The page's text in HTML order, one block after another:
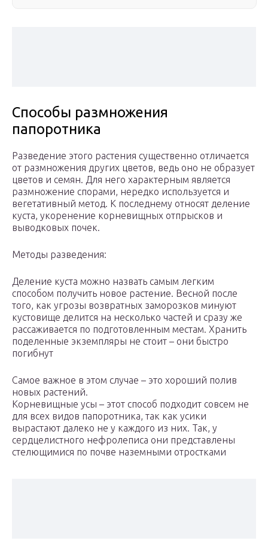
Способы размножения
папоротника
Разведение этого растения существенно отличается
от размножения других цветов, ведь оно не образует
цветов и семян. Для него характерным является
размножение спорами, нередко используется и
вегетативный метод. К последнему относят деление
куста, укоренение корневищных отпрысков и
выводковых почек.
Методы разведения:
Деление куста можно назвать самым легким
способом получить новое растение. Весной после
того, как угрозы возвратных заморозков минуют
кустовище делится на несколько частей и сразу же
рассаживается по подготовленным местам. Хранить
поделенные экземпляры не стоит – они быстро
погибнут
Самое важное в этом случае – это хороший полив
новых растений.
Корневищные усы – этот способ подходит совсем не
для всех видов папоротника, так как усики
вырастают далеко не у каждого из них. Так, у
сердцелистного нефролеписа они представлены
стелющимися по почве наземными отростками